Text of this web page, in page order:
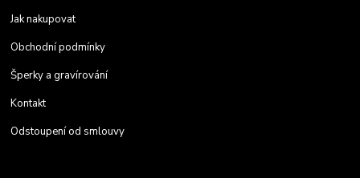
Jak nakupovat
Obchodní podmínky
Šperky a gravírování
Kontakt
Odstoupení od smlouvy